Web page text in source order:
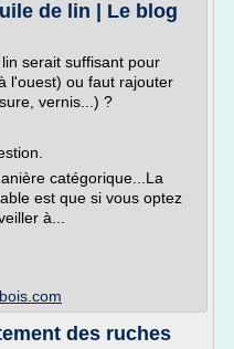
de lin | Le blog
serait suffisant pour
l'ouest) ou faut rajouter
vernis...) ?
catégorique...La
est que si vous optez
à...
des ruches